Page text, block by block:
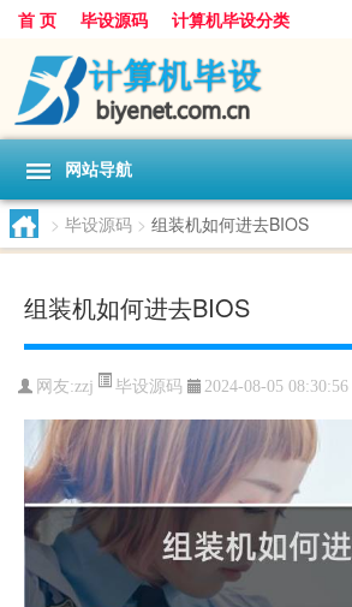
首 页 毕设源码 计算机毕设分类
网站导航
> 毕设源码 > 组装机如何进去BIOS
组装机如何进去BIOS
网友:zzj 毕设源码 2024-08-05 08:30:56